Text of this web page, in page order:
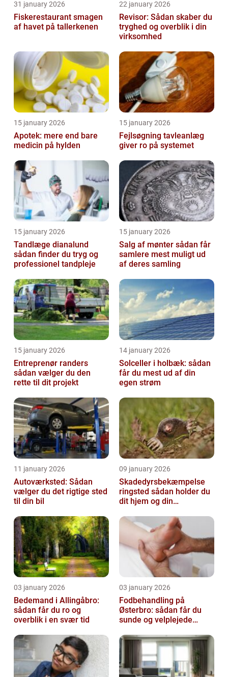
31 january 2026
Fiskerestaurant smagen
af havet på tallerkenen
22 january 2026
Revisor: Sådan skaber du
tryghed og overblik i din
virksomhed
15 january 2026
Apotek: mere end bare
medicin på hylden
15 january 2026
Fejlsøgning tavleanlæg
giver ro på systemet
15 january 2026
Tandlæge dianalund
sådan finder du tryg og
professionel tandpleje
15 january 2026
Salg af mønter sådan får
samlere mest muligt ud
af deres samling
15 january 2026
Entreprenør randers
sådan vælger du den
rette til dit projekt
14 january 2026
Solceller i holbæk: sådan
får du mest ud af din
egen strøm
11 january 2026
Autoværksted: Sådan
vælger du det rigtige sted
til din bil
09 january 2026
Skadedyrsbekæmpelse
ringsted sådan holder du
dit hjem og din
gæster
03 january 2026
Bedemand i Allingåbro:
sådan får du ro og
overblik i en svær tid
03 january 2026
Fodbehandling på
Østerbro: sådan får du
sunde og velplejede